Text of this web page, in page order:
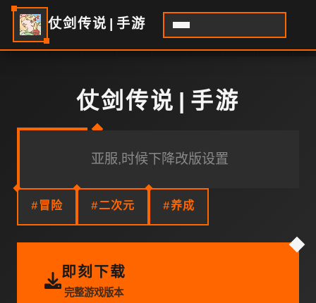
仗剑传说|手游
仗剑传说|手游
亚服,时候下降改版设置
#冒险 #二次元 #养成
即刻下载
完整游戏版本